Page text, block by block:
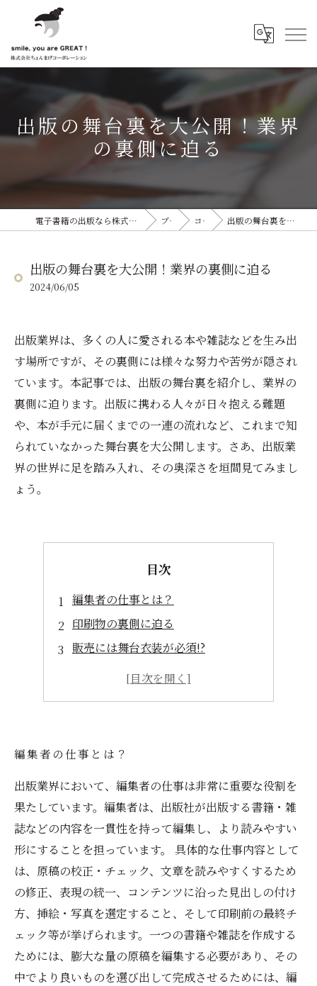
出版の舞台裏を大公開！業界
の裏側に迫る
電子書籍の出版なら株式会社ちょんまげコーポレーション ブログ コラム 出版の舞台裏を大公開！業界の裏側に迫る
出版の舞台裏を大公開！業界の裏側に迫る
2024/06/05
出版業界は、多くの人に愛される本や雑誌などを生み出
す場所ですが、その裏側には様々な努力や苦労が隠され
ています。本記事では、出版の舞台裏を紹介し、業界の
裏側に迫ります。出版に携わる人々が日々抱える難題
や、本が手元に届くまでの一連の流れなど、これまで知
られていなかった舞台裏を大公開します。さあ、出版業
界の世界に足を踏み入れ、その奥深さを垣間見てみまし
ょう。
目次
編集者の仕事とは？
印刷物の裏側に迫る
販売には舞台衣装が必須!?
電子書籍時代の課題
編集者の仕事とは？
出版業界において、編集者の仕事は非常に重要な役割を
果たしています。編集者は、出版社が出版する書籍・雑
誌などの内容を一貫性を持って編集し、より読みやすい
形にすることを担っています。 具体的な仕事内容として
は、原稿の校正・チェック、文章を読みやすくするため
の修正、表現の統一、コンテンツに沿った見出しの付け
方、挿絵・写真を選定すること、そして印刷前の最終チ
ェック等が挙げられます。一つの書籍や雑誌を作成する
ためには、膨大な量の原稿を編集する必要があり、その
中でより良いものを選び出して完成させるためには、編